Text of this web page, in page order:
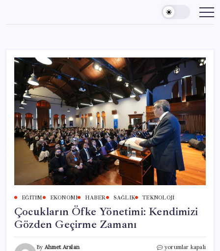
content
EĞITIM EKONOMI HABER SAĞLIK TEKNOLOJI
Çocukların Öfke Yönetimi: Kendimizi
Gözden Geçirme Zamanı
By Ahmet Arslan
Çocukların
yorumlar kapalı